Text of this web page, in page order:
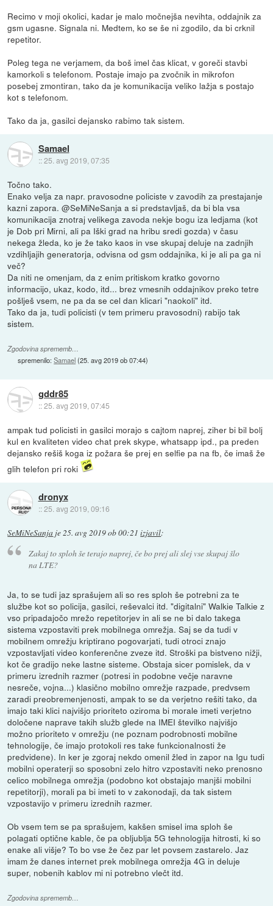
Recimo v moji okolici, kadar je malo močnejša nevihta, oddajnik za
gsm ugasne. Signala ni. Medtem, ko se še ni zgodilo, da bi crknil
repetitor.
Poleg tega ne verjamem, da boš imel čas klicat, v goreči stavbi
kamorkoli s telefonom. Postaje imajo pa zvočnik in mikrofon
posebej zmontiran, tako da je komunikacija veliko lažja s postajo
kot s telefonom.
Tako da ja, gasilci dejansko rabimo tak sistem.
Samael
::25. avg 2019, 07:35
Točno tako.
Enako velja za napr. pravosodne policiste v zavodih za prestajanje
kazni zapora. @SeMiNeSanja a si predstavljaš, da bi bla vsa
komunikacija znotraj velikega zavoda nekje bogu iza ledjama (kot
je Dob pri Mirni, ali pa Iški grad na hribu sredi gozda) v času
nekega žleda, ko je že tako kaos in vse skupaj deluje na zadnjih
vzdihljajih generatorja, odvisna od gsm oddajnika, ki je ali pa ga ni
več?
Da niti ne omenjam, da z enim pritiskom kratko govorno
informacijo, ukaz, kodo, itd... brez vmesnih oddajnikov preko tetre
pošlješ vsem, ne pa da se cel dan klicari "naokoli" itd.
Tako da ja, tudi policisti (v tem primeru pravosodni) rabijo tak
sistem.
Zgodovina sprememb…
spremenilo:Samael(25. avg 2019 ob 07:44)
gddr85
::25. avg 2019, 07:45
ampak tud policisti in gasilci morajo s cajtom naprej, ziher bi bil bolj
kul en kvaliteten video chat prek skype, whatsapp ipd., pa preden
dejansko rešiš koga iz požara še prej en selfie pa na fb, če imaš že
glih telefon pri roki
dronyx
::25. avg 2019, 09:16
SeMiNeSanja je25. avg 2019 ob 00:21 izjavil:
Zakaj to sploh še terajo naprej, če bo prej ali slej vse skupaj šlo
na LTE?
Ja, to se tudi jaz sprašujem ali so res sploh še potrebni za te
službe kot so policija, gasilci, reševalci itd. "digitalni" Walkie Talkie z
vso pripadajočo mrežo repetitorjev in ali se ne bi dalo takega
sistema vzpostaviti prek mobilnega omrežja. Saj se da tudi v
mobilnem omrežju kriptirano pogovarjati, tudi otroci znajo
vzpostavljati video konferenčne zveze itd. Stroški pa bistveno nižji,
kot če gradijo neke lastne sisteme. Obstaja sicer pomislek, da v
primeru izrednih razmer (potresi in podobne večje naravne
nesreče, vojna...) klasično mobilno omrežje razpade, predvsem
zaradi preobremenjenosti, ampak to se da verjetno rešiti tako, da
imajo taki klici najvišjo prioriteto oziroma bi morale imeti verjetno
določene naprave takih služb glede na IMEI številko najvišjo
možno prioriteto v omrežju (ne poznam podrobnosti mobilne
tehnologije, če imajo protokoli res take funkcionalnosti že
predvidene). In ker je zgoraj nekdo omenil žled in zapor na Igu tudi
mobilni operaterji so sposobni zelo hitro vzpostaviti neko prenosno
celico mobilnega omrežja (podobno kot obstajajo manjši mobilni
repetitorji), morali pa bi imeti to v zakonodaji, da tak sistem
vzpostavijo v primeru izrednih razmer.
Ob vsem tem se pa sprašujem, kakšen smisel ima sploh še
polagati optične kable, če pa obljublja 5G tehnologija hitrosti, ki so
enake ali višje? To bo vse že čez par let povsem zastarelo. Jaz
imam že danes internet prek mobilnega omrežja 4G in deluje
super, nobenih kablov mi ni potrebno vlečt itd.
Zgodovina sprememb…